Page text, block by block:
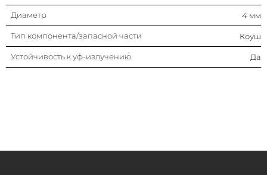
Диаметр 4 мм
Тип компонента/запасной части Коуш
Устойчивость к уф-излучению Да